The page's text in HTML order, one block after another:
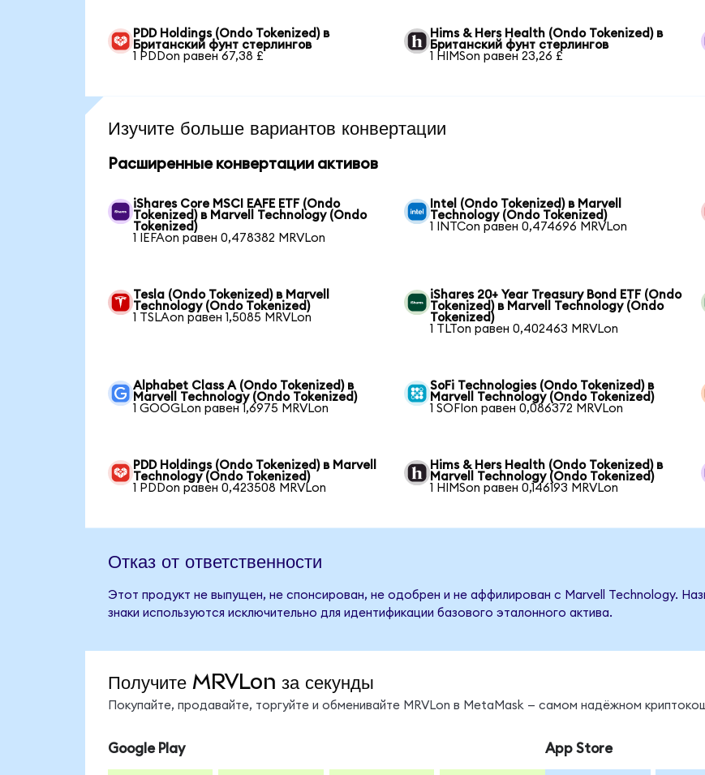
PDD Holdings (Ondo Tokenized) в
Британский фунт стерлингов
1 PDDon равен 67,38 £
Hims & Hers Health (Ondo Tokenized) в
Британский фунт стерлингов
1 HIMSon равен 23,26 £
Изучите больше вариантов конвертации
Расширенные конвертации активов
iShares Core MSCI EAFE ETF (Ondo
Tokenized) в Marvell Technology (Ondo
Tokenized)
1 IEFAon равен 0,478382 MRVLon
Intel (Ondo Tokenized) в Marvell
Technology (Ondo Tokenized)
1 INTCon равен 0,474696 MRVLon
Tesla (Ondo Tokenized) в Marvell
Technology (Ondo Tokenized)
1 TSLAon равен 1,5085 MRVLon
iShares 20+ Year Treasury Bond ETF (Ondo
Tokenized) в Marvell Technology (Ondo
Tokenized)
1 TLTon равен 0,402463 MRVLon
Alphabet Class A (Ondo Tokenized) в
Marvell Technology (Ondo Tokenized)
1 GOOGLon равен 1,6975 MRVLon
SoFi Technologies (Ondo Tokenized) в
Marvell Technology (Ondo Tokenized)
1 SOFIon равен 0,086372 MRVLon
PDD Holdings (Ondo Tokenized) в Marvell
Technology (Ondo Tokenized)
1 PDDon равен 0,423508 MRVLon
Hims & Hers Health (Ondo Tokenized) в
Marvell Technology (Ondo Tokenized)
1 HIMSon равен 0,146193 MRVLon
Отказ от ответственности
Этот продукт не выпущен, не спонсирован, не одобрен и не аффилирован с Marvell Technology.
знаки используются исключительно для идентификации базового эталонного актива.
Получите MRVLon за секунды
Покупайте, продавайте, торгуйте и обменивайте MRVLon в MetaMask — самом надёжном
Google Play App Store